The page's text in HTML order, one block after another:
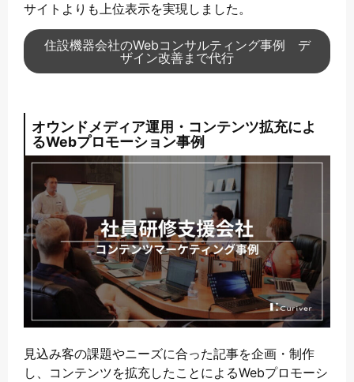
サイトよりも上位表示を実現しました。
住設機器会社のWebコンサルティング事例 デ
ザイン改善まで代行
オウンドメディア運用・コンテンツ拡充によ
るWebプロモーション事例
見込み客の課題やニーズに合った記事を企画・制作
し、コンテンツを拡充したことによるWebプロモーシ